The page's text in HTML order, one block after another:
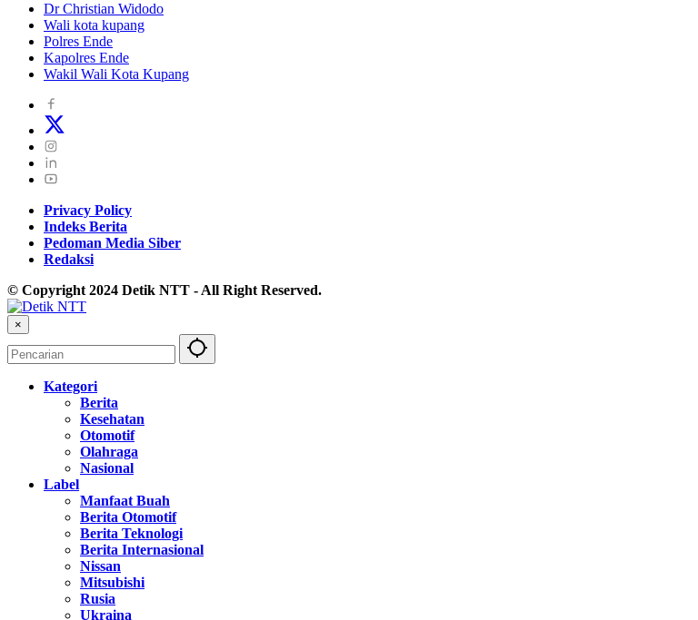
Dr Christian Widodo
Wali kota kupang
Polres Ende
Kapolres Ende
Wakil Wali Kota Kupang
Privacy Policy
Indeks Berita
Pedoman Media Siber
Redaksi
© Copyright 2024 Detik NTT - All Right Reserved.
×
Kategori
Berita
Kesehatan
Otomotif
Olahraga
Nasional
Label
Manfaat Buah
Berita Otomotif
Berita Teknologi
Berita Internasional
Nissan
Mitsubishi
Rusia
Ukraina